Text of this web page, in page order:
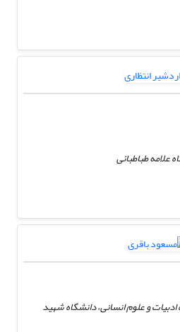
علامه طباطبائی
و علوم انسانی، دانشگاه شهید